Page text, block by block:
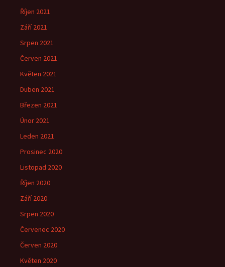
Říjen 2021
Září 2021
Srpen 2021
Červen 2021
Květen 2021
Duben 2021
Březen 2021
Únor 2021
Leden 2021
Prosinec 2020
Listopad 2020
Říjen 2020
Září 2020
Srpen 2020
Červenec 2020
Červen 2020
Květen 2020